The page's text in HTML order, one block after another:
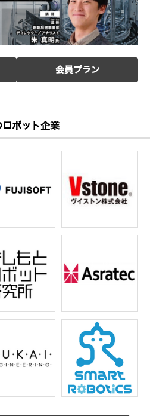
会員プラン
ロボット企業